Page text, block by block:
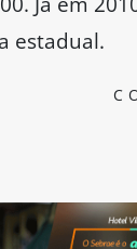
estadual.